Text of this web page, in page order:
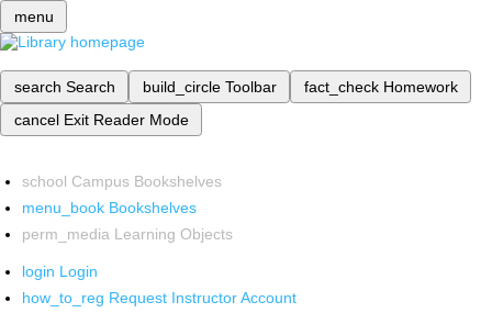
menu
search Search build_circle Toolbar fact_check Homework
cancel Exit Reader Mode
school Campus Bookshelves
menu_book Bookshelves
perm_media Learning Objects
login Login
how_to_reg Request Instructor Account